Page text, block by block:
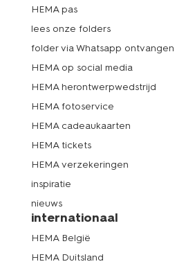
HEMA pas
lees onze folders
folder via Whatsapp ontvangen
HEMA op social media
HEMA herontwerpwedstrijd
HEMA fotoservice
HEMA cadeaukaarten
HEMA tickets
HEMA verzekeringen
inspiratie
nieuws
internationaal
HEMA België
HEMA Duitsland